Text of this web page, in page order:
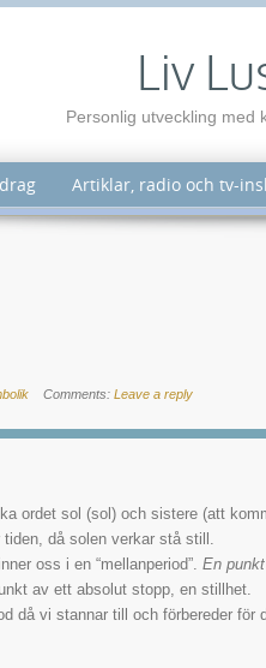
Liv
Personlig utveckling med
Artiklar, radio och tv-
Comments: Leave a reply
ordet sol (sol) och sistere (att
då solen verkar stå still.
oss i en “mellanperiod”. En
av ett absolut stopp, en stillhet.
då vi stannar till och förbereder för